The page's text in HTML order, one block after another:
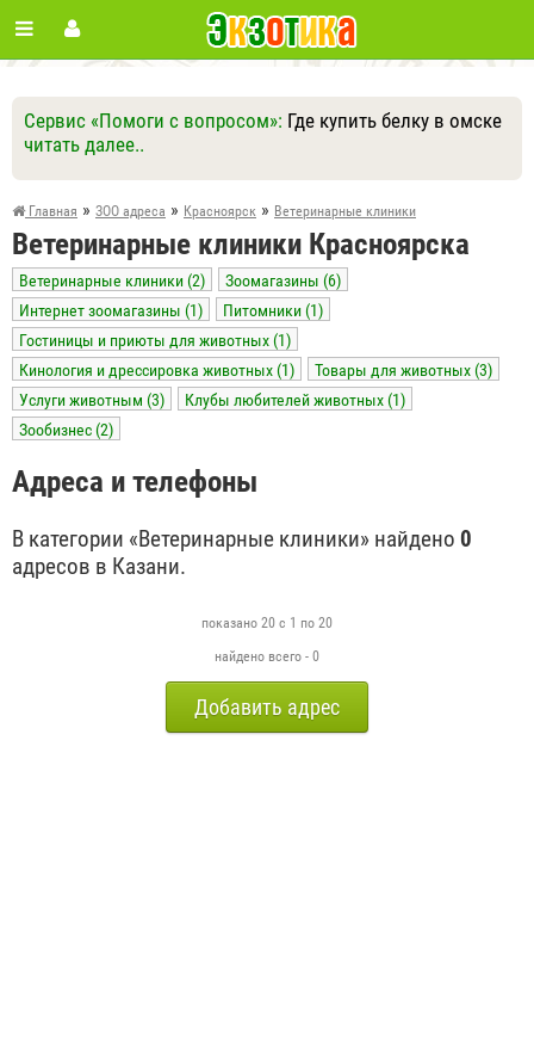
Сервис «Помоги с вопросом»: Где купить белку в омске
читать далее..
Ответить Другие вопросы
Задать вопрос
Главная » ЗОО адреса » Красноярск » Ветеринарные клиники
Ветеринарные клиники Красноярска
Ветеринарные клиники (2)
Зоомагазины (6)
Интернет зоомагазины (1)
Питомники (1)
Гостиницы и приюты для животных (1)
Кинология и дрессировка животных (1)
Товары для животных (3)
Услуги животным (3)
Клубы любителей животных (1)
Зообизнес (2)
Адреса и телефоны
В категории «Ветеринарные клиники» найдено 0
адресов в Казани.
показано 20 с 1 по 20
найдено всего - 0
Добавить адрес